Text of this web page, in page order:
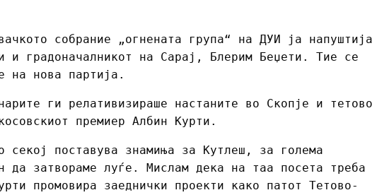
собрание „огнената група“ на ДУИ ја напуштија
и градоначалникот на Сарај, Блерим Беџети. Тие се
на нова партија.
ги релативизираше настаните во Скопје и тетово
премиер Албин Курти.
секој поставува знамиња за Кутлеш, за голема
да затвораме луѓе. Мислам дека на таа посета треба
промовира заеднички проекти како патот Tетово-